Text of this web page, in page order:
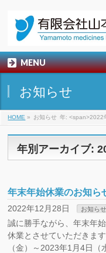
MENU
お知らせ
HOME » お知らせ 年: <span>2022
年別アーカイブ:
年末年始休業のお知ら
2022年12月28日 お知らせ
誠に勝手ながら、年末年
休業とさせていただきま
（金）～2023年1月4日